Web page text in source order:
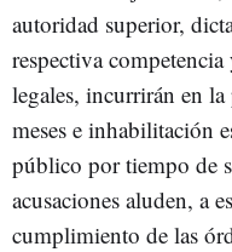
autoridad superior,
respectiva
legales, incurrirán en
meses e inhabilitación
público por tiempo de
acusaciones aluden, a
cumplimiento de las